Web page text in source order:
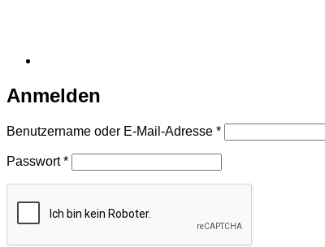
Anmelden
Benutzername oder E-Mail-Adresse *Erforderlich
Passwort*Erforderlich